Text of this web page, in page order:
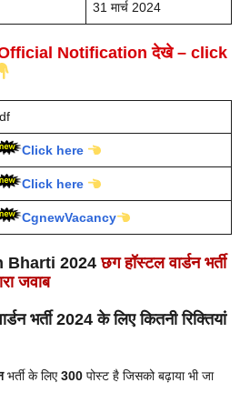
31 मार्च 2024
Notification देखे – click
Click here
Click here
CgnewVacancy
Bharti 2024छगहॉस्टल वार्डन भर्ती
जवाब
भर्ती 2024 के लिए कितनी रिक्तियां
भर्ती के लिए300 पोस्ट है जिसको बढ़ाया भी जा